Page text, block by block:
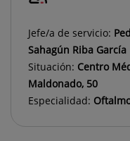
Jefe/a de servicio:
Sahagún Riba García
Situación: Centro
Maldonado, 50
Especialidad: